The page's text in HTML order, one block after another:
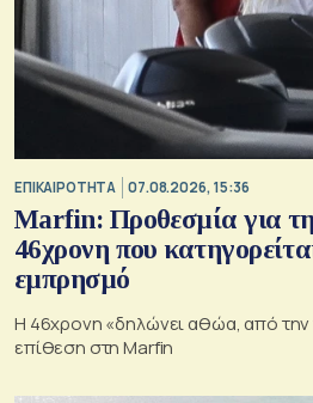
ΕΠΙΚΑΙΡΟΤΗΤΑ 07.08.2026, 15:36
Marfin: Προθεσμία για
46χρονη που
εμπρησμό
H 46χρονη «δηλώνει αθώα, από την
επίθεση στη Marfin